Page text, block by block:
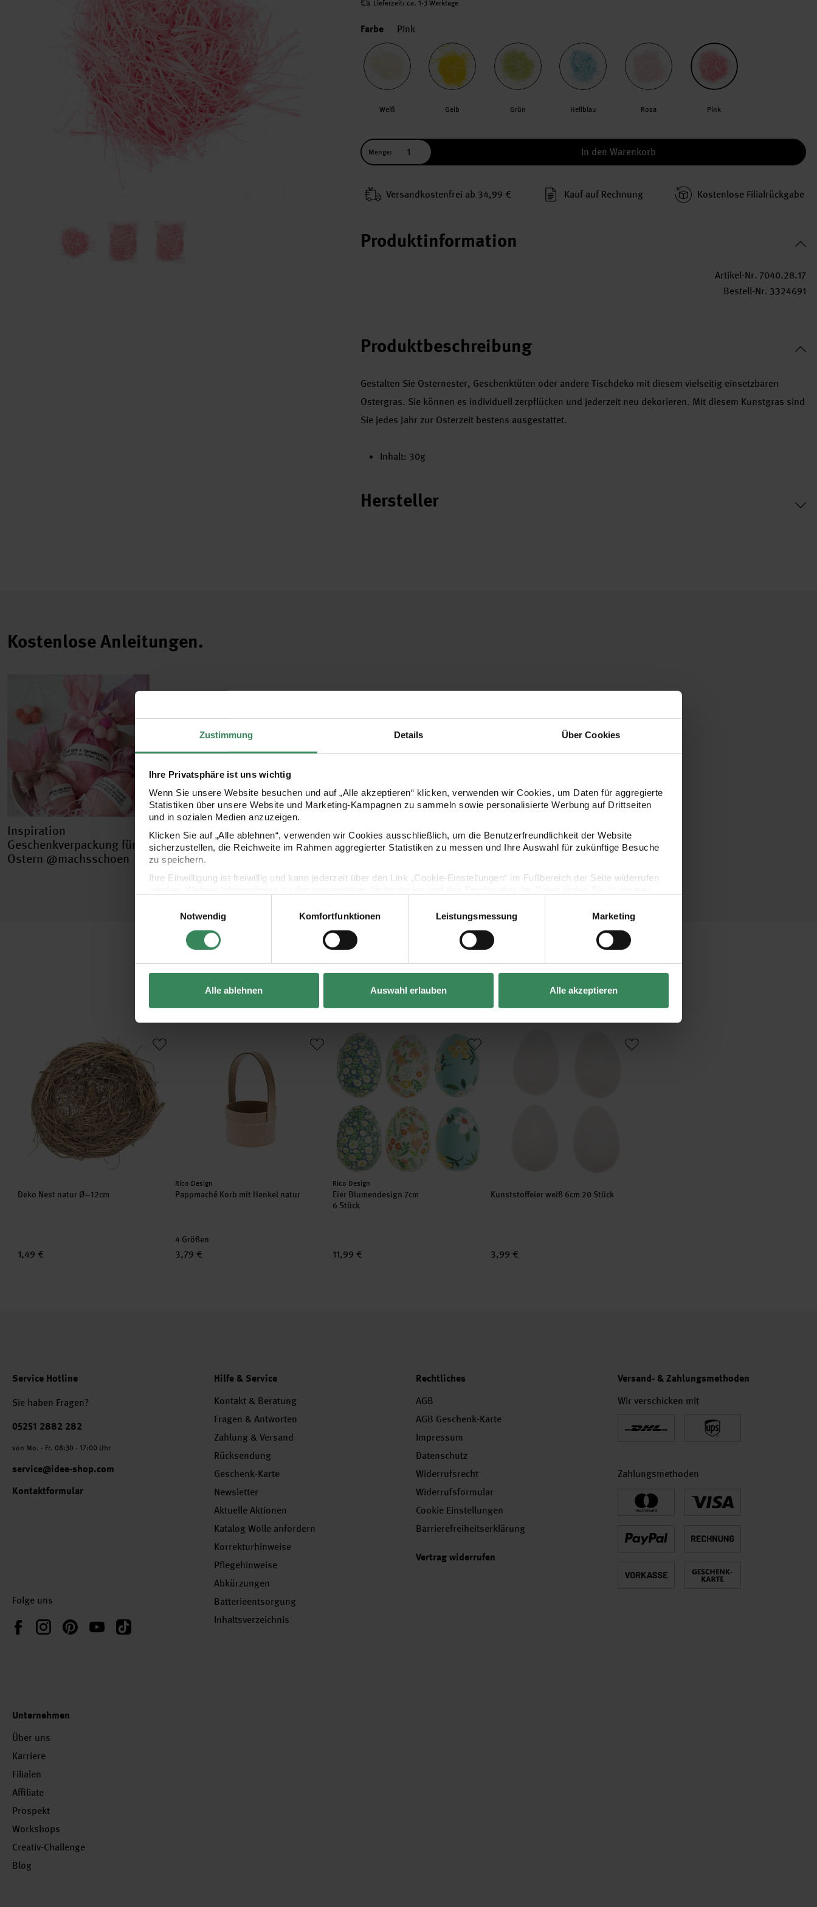
Zustimmung Details Über Cookies
Ihre Privatsphäre ist uns wichtig
Wenn Sie unsere Website besuchen und auf „Alle akzeptieren“ klicken, verwenden wir Cookies, um Daten für aggregierte
Statistiken über unsere Website und Marketing-Kampagnen zu sammeln sowie personalisierte Werbung auf Drittseiten
und in sozialen Medien anzuzeigen.
Klicken Sie auf „Alle ablehnen“, verwenden wir Cookies ausschließlich, um die Benutzerfreundlichkeit der Website
sicherzustellen, die Reichweite im Rahmen aggregierter Statistiken zu messen und Ihre Auswahl für zukünftige Besuche
zu speichern.
Ihre Einwilligung ist freiwillig und kann jederzeit über den Link „Cookie-Einstellungen“ im Fußbereich der Seite widerrufen
Impressum
Datenschutz Vertrag widerrufen
Notwendig
Komfortfunktionen Leistungsmessung Marketing
Alle ablehnen Auswahl erlauben Alle akzeptieren
Lieferzeit: ca. 1-3 Werktage
Farbe Pink
Weiß Gelb Grün Hellblau Rosa Pink
Menge: In den Warenkorb
Versand­kosten­frei ab 34,99 € Kauf auf Rechnung Kosten­lose Filial­rückgabe
Produktinformation
Artikel-Nr. 7040.28.17
Bestell-Nr. 3324691
Produktbeschreibung
Gestalten Sie Osternester, Geschenktüten oder andere Tischdeko mit diesem vielseitig einsetzbaren
Ostergras. Sie können es individuell zerpflücken und jederzeit neu dekorieren. Mit diesem Kunstgras sind
Sie jedes Jahr zur Osterzeit bestens ausgestattet.
Inhalt: 30g
Hersteller
Kostenlose Anleitungen.
Inspiration
Geschenkverpackung für
Ostern @machsschoen
Kaufempfehlung
Deko Nest natur Ø=12cm
1,49 €
Hersteller:
Rico Design
Pappmaché Korb mit Henkel natur
4 Größen
3,79 €
Eier Blumendesign 7cm
Hersteller:
Rico Design
Eier Blumendesign 7cm
6 Stück
11,99 €
Kunststoffeier weiß 6cm 20 Stück
3,99 €
Service Hotline
Sie haben Fragen?
Telefonnummer
05251 2882 282
von Mo. - Fr. 08:30 - 17:00 Uhr
service@idee-shop.com
Kontaktformular
Folge uns
FacebookInstagramPinterestYouTubeTikTok
Hilfe & Service
Kontakt & Beratung
Fragen & Antworten
Zahlung & Versand
Rücksendung
Geschenk-Karte
Newsletter
Aktuelle Aktionen
Katalog Wolle anfordern
Korrekturhinweise
Pflegehinweise
Abkürzungen
Batterieentsorgung
Inhaltsverzeichnis
Rechtliches
AGB
AGB Geschenk-Karte
Impressum
Datenschutz
Widerrufsrecht
Widerrufsformular
Cookie Einstellungen
Barrierefreiheitserklärung
Vertrag widerrufen
Versand- & Zahlungsmethoden
Wir verschicken mit
Zahlungsmethoden
Unternehmen
Über uns
Karriere
Filialen
Affiliate
Prospekt
Workshops
Creativ-Challenge
Blog